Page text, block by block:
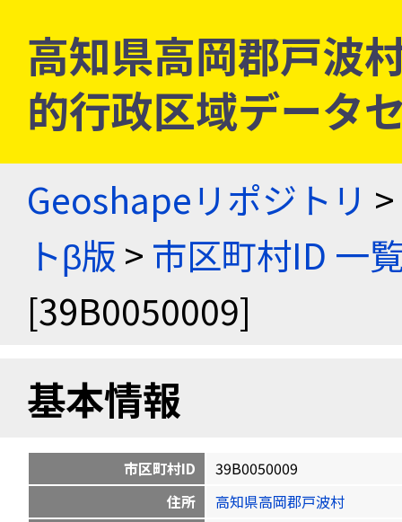
高知県高岡郡戸波
的行政区域データ
Geoshapeリポジトリ >
トβ版 > 市区町村ID 一
[39B0050009]
基本情報
市区町村ID
39B0050009
住所
高知県高岡郡戸波村